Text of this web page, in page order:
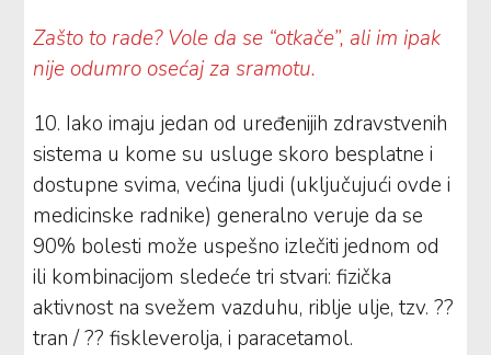
Zašto to rade? Vole da se “otkače”, ali im ipak
nije odumro osećaj za sramotu.
10. Iako imaju jedan od uređenijih zdravstvenih
sistema u kome su usluge skoro besplatne i
dostupne svima, većina ljudi (uključujući ovde i
medicinske radnike) generalno veruje da se
90% bolesti može uspešno izlečiti jednom od
ili kombinacijom sledeće tri stvari: fizička
aktivnost na svežem vazduhu, riblje ulje, tzv. ??
tran / ?? fiskleverolja, i paracetamol.